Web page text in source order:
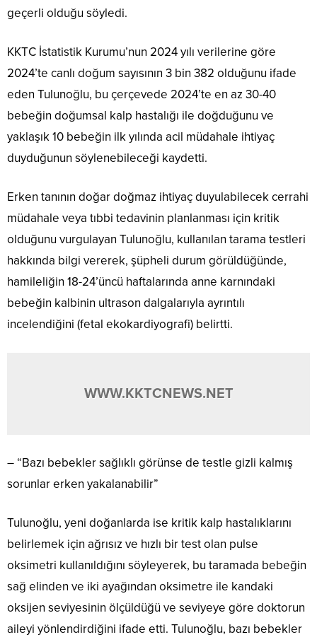
geçerli olduğu söyledi.
KKTC İstatistik Kurumu’nun 2024 yılı verilerine göre
2024’te canlı doğum sayısının 3 bin 382 olduğunu ifade
eden Tulunoğlu, bu çerçevede 2024’te en az 30-40
bebeğin doğumsal kalp hastalığı ile doğduğunu ve
yaklaşık 10 bebeğin ilk yılında acil müdahale ihtiyaç
duyduğunun söylenebileceği kaydetti.
Erken tanının doğar doğmaz ihtiyaç duyulabilecek cerrahi
müdahale veya tıbbi tedavinin planlanması için kritik
olduğunu vurgulayan Tulunoğlu, kullanılan tarama testleri
hakkında bilgi vererek, şüpheli durum görüldüğünde,
hamileliğin 18-24’üncü haftalarında anne karnındaki
bebeğin kalbinin ultrason dalgalarıyla ayrıntılı
incelendiğini (fetal ekokardiyografi) belirtti.
WWW.KKTCNEWS.NET
– “Bazı bebekler sağlıklı görünse de testle gizli kalmış
sorunlar erken yakalanabilir”
Tulunoğlu, yeni doğanlarda ise kritik kalp hastalıklarını
belirlemek için ağrısız ve hızlı bir test olan pulse
oksimetri kullanıldığını söyleyerek, bu taramada bebeğin
sağ elinden ve iki ayağından oksimetre ile kandaki
oksijen seviyesinin ölçüldüğü ve seviyeye göre doktorun
aileyi yönlendirdiğini ifade etti. Tulunoğlu, bazı bebekler